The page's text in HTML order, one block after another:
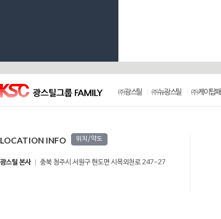
㈜광스틸 ㈜뉴광스틸 ㈜케이탑
LOCATION INFO 위치/약도
광스틸 본사 충북 청주시 서원구 현도면 시목외천로 247-27